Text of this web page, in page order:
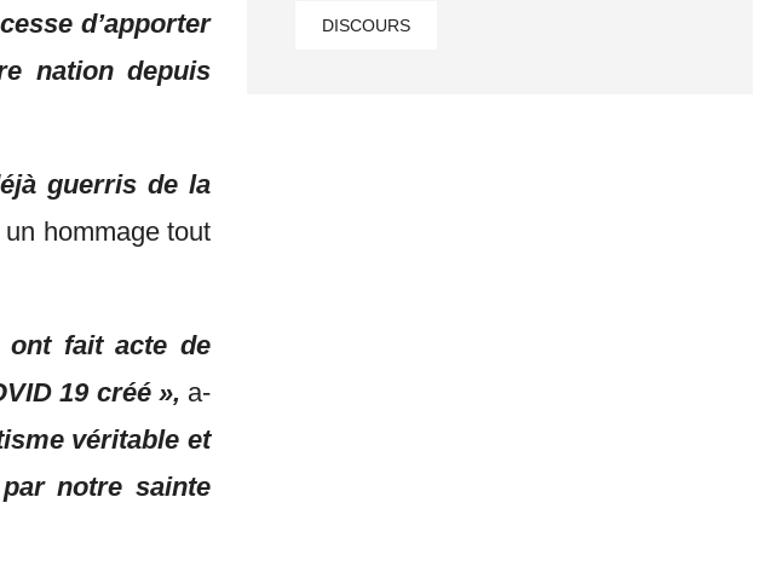
d’apporter
nation depuis
guerris de la
hommage tout
ont fait acte de
19 créé », a-
véritable et
notre sainte
DISCOURS